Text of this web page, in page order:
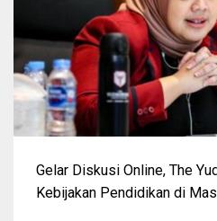
Gelar Diskusi Online, The
Kebijakan Pendidikan di